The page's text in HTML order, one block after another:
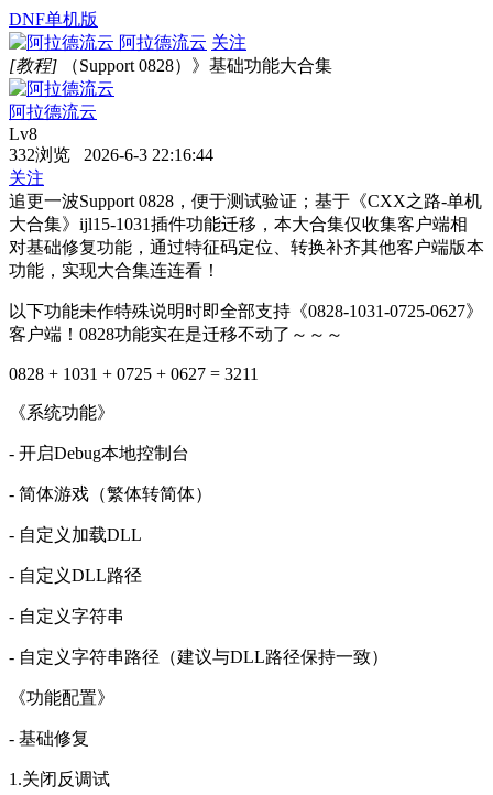
DNF单机版
阿拉德流云 关注
[教程] （Support 0828）》基础功能大合集
阿拉德流云
Lv8
332浏览 2026-6-3 22:16:44
关注
追更一波Support 0828，便于测试验证；基于《CXX之路-单机
大合集》ijl15-1031插件功能迁移，本大合集仅收集客户端相
对基础修复功能，通过特征码定位、转换补齐其他客户端版本
功能，实现大合集连连看！
以下功能未作特殊说明时即全部支持《0828-1031-0725-0627》
客户端！0828功能实在是迁移不动了～～～
0828 + 1031 + 0725 + 0627 = 3211
《系统功能》
- 开启Debug本地控制台
- 简体游戏（繁体转简体）
- 自定义加载DLL
- 自定义DLL路径
- 自定义字符串
- 自定义字符串路径（建议与DLL路径保持一致）
《功能配置》
- 基础修复
1.关闭反调试